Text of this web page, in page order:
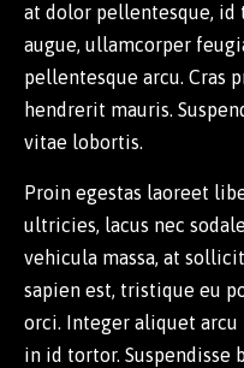
at dolor pellentesque, id
augue, ullamcorper
pellentesque arcu. Cras
hendrerit mauris.
vitae lobortis.
Proin egestas laoreet
ultricies, lacus nec
vehicula massa, at
sapien est, tristique eu
orci. Integer aliquet arcu
in id tortor. Suspendisse